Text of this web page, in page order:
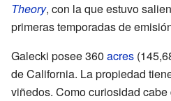
Theory, con la que estuvo
primeras temporadas de
Galecki posee 360 acres
de California. La propiedad
viñedos. Como curiosidad